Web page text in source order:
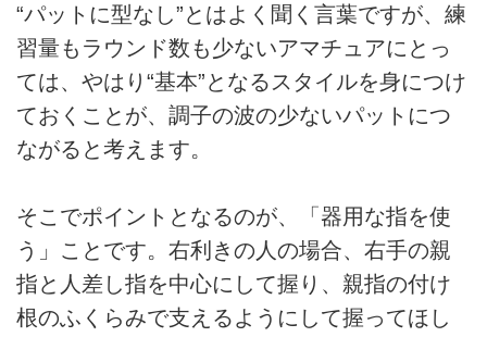
“パットに型なし”とはよく聞く言葉ですが、練
習量もラウンド数も少ないアマチュアにとっ
ては、やはり“基本”となるスタイルを身につけ
ておくことが、調子の波の少ないパットにつ
ながると考えます。
そこでポイントとなるのが、「器用な指を使
う」ことです。右利きの人の場合、右手の親
指と人差し指を中心にして握り、親指の付け
根のふくらみで支えるようにして握ってほし